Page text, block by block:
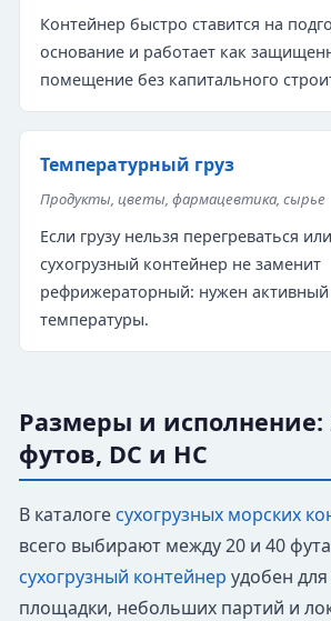
Контейнер быстро ставится на
основание и работает как
помещение без капитального
Температурный груз
Продукты, цветы, фармацевтика, сырье
Если грузу нельзя перегреваться
сухогрузный контейнер не заменит
рефрижераторный: нужен активный
температуры.
Размеры и исполнение:
футов, DC и HC
В каталоге сухогрузных морских
всего выбирают между 20 и 40
сухогрузный контейнер удобен
площадки, небольших партий и